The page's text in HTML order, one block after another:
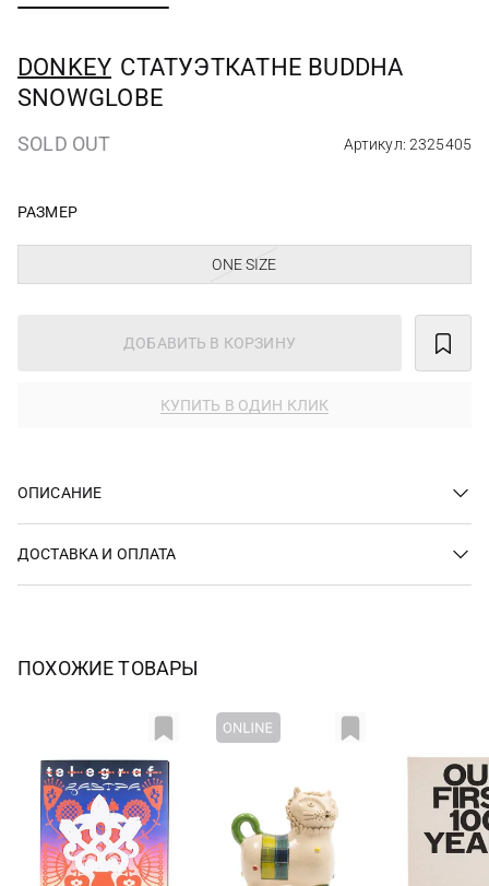
DONKEY СТАТУЭТКАTHE BUDDHA
SNOWGLOBE
SOLD OUT Артикул: 2325405
РАЗМЕР
ONE SIZE
ДОБАВИТЬ В КОРЗИНУ
КУПИТЬ В ОДИН КЛИК
ОПИСАНИЕ
ДОСТАВКА И ОПЛАТА
ПОХОЖИЕ ТОВАРЫ